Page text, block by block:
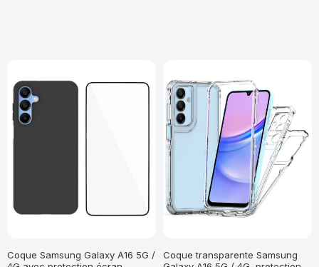
Coque Samsung Galaxy A16 5G /
Coque transparente Samsung